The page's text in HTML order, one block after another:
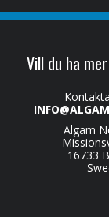
Vill du ha
Algam
16733